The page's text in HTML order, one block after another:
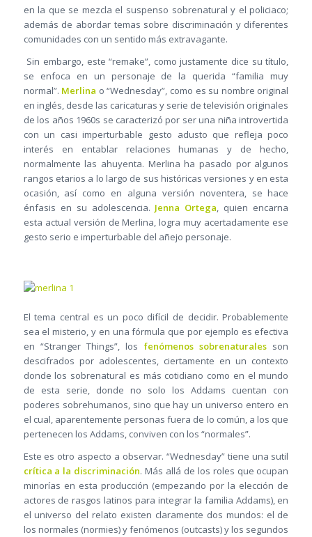
en la que se mezcla el suspenso sobrenatural y el policiaco;
además de abordar temas sobre discriminación y diferentes
comunidades con un sentido más extravagante.
Sin embargo, este “remake”, como justamente dice su título,
se enfoca en un personaje de la querida “familia muy
normal”. Merlina o “Wednesday”, como es su nombre original
en inglés, desde las caricaturas y serie de televisión originales
de los años 1960s se caracterizó por ser una niña introvertida
con un casi imperturbable gesto adusto que refleja poco
interés en entablar relaciones humanas y de hecho,
normalmente las ahuyenta. Merlina ha pasado por algunos
rangos etarios a lo largo de sus históricas versiones y en esta
ocasión, así como en alguna versión noventera, se hace
énfasis en su adolescencia. Jenna Ortega, quien encarna
esta actual versión de Merlina, logra muy acertadamente ese
gesto serio e imperturbable del añejo personaje.
El tema central es un poco difícil de decidir. Probablemente
sea el misterio, y en una fórmula que por ejemplo es efectiva
en “Stranger Things”, los fenómenos sobrenaturales son
descifrados por adolescentes, ciertamente en un contexto
donde los sobrenatural es más cotidiano como en el mundo
de esta serie, donde no solo los Addams cuentan con
poderes sobrehumanos, sino que hay un universo entero en
el cual, aparentemente personas fuera de lo común, a los que
pertenecen los Addams, conviven con los “normales”.
Este es otro aspecto a observar. “Wednesday” tiene una sutil
crítica a la discriminación. Más allá de los roles que ocupan
minorías en esta producción (empezando por la elección de
actores de rasgos latinos para integrar la familia Addams), en
el universo del relato existen claramente dos mundos: el de
los normales (normies) y fenómenos (outcasts) y los segundos